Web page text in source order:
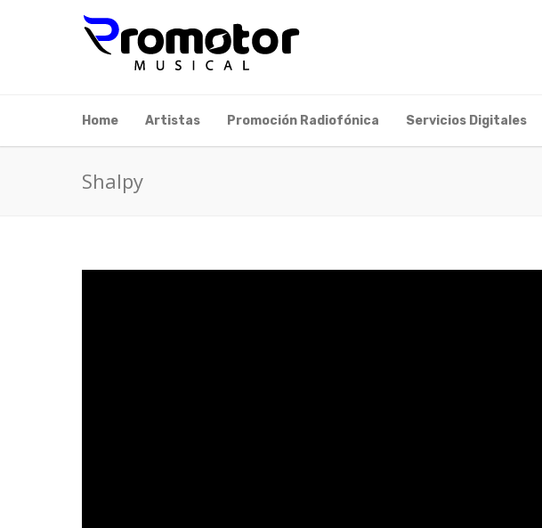
Home Artistas Promoción Radiofónica Servicios Digitales
Shalpy